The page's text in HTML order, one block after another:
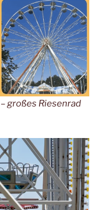
großes Riesenrad